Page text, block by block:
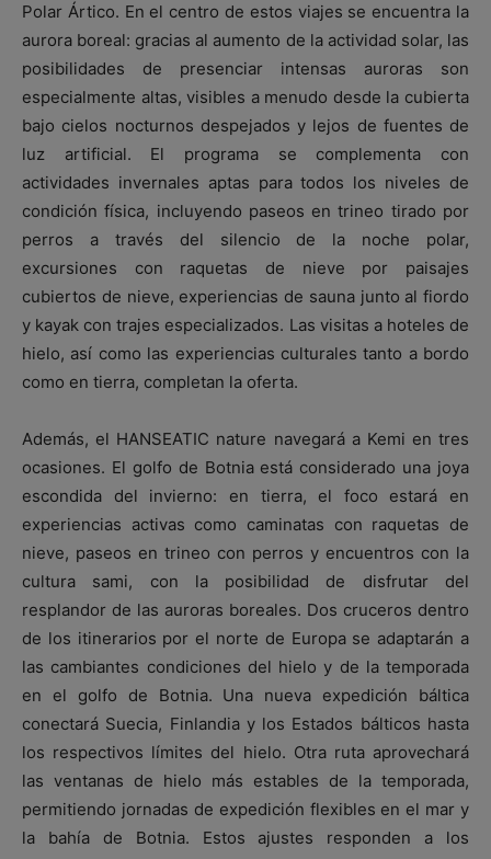
Polar Ártico. En el centro de estos viajes se encuentra la
aurora boreal: gracias al aumento de la actividad solar, las
posibilidades de presenciar intensas auroras son
especialmente altas, visibles a menudo desde la cubierta
bajo cielos nocturnos despejados y lejos de fuentes de
luz artificial. El programa se complementa con
actividades invernales aptas para todos los niveles de
condición física, incluyendo paseos en trineo tirado por
perros a través del silencio de la noche polar,
excursiones con raquetas de nieve por paisajes
cubiertos de nieve, experiencias de sauna junto al fiordo
y kayak con trajes especializados. Las visitas a hoteles de
hielo, así como las experiencias culturales tanto a bordo
como en tierra, completan la oferta.
Además, el HANSEATIC nature navegará a Kemi en tres
ocasiones. El golfo de Botnia está considerado una joya
escondida del invierno: en tierra, el foco estará en
experiencias activas como caminatas con raquetas de
nieve, paseos en trineo con perros y encuentros con la
cultura sami, con la posibilidad de disfrutar del
resplandor de las auroras boreales. Dos cruceros dentro
de los itinerarios por el norte de Europa se adaptarán a
las cambiantes condiciones del hielo y de la temporada
en el golfo de Botnia. Una nueva expedición báltica
conectará Suecia, Finlandia y los Estados bálticos hasta
los respectivos límites del hielo. Otra ruta aprovechará
las ventanas de hielo más estables de la temporada,
permitiendo jornadas de expedición flexibles en el mar y
la bahía de Botnia. Estos ajustes responden a los